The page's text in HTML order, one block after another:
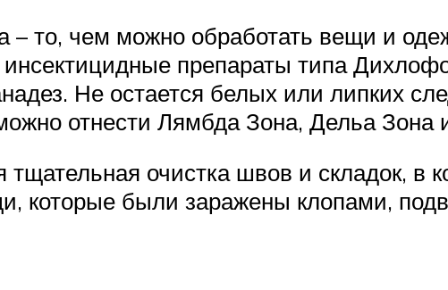
– то, чем можно обработать вещи и
препараты типа
Не остается белых или липких
отнести Лямбда Зона, Дельа Зона
тщательная очистка швов и складок,
которые были заражены клопами,